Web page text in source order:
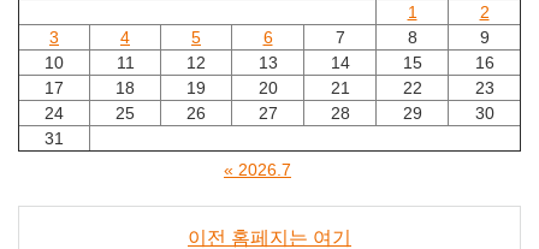
1
2
3
4 5 6 7 8
9
10
11 12 13 14 15
16
17
18 19 20 21 22
23
24
25 26 27 28 29
30
31
« 2026.7
이전 홈페지는 여기